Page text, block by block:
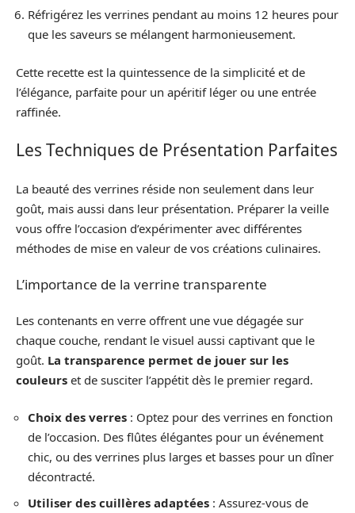
Réfrigérez les verrines pendant au moins 12 heures pour
que les saveurs se mélangent harmonieusement.
Cette recette est la quintessence de la simplicité et de
l’élégance, parfaite pour un apéritif léger ou une entrée
raffinée.
Les Techniques de Présentation Parfaites
La beauté des verrines réside non seulement dans leur
goût, mais aussi dans leur présentation. Préparer la veille
vous offre l’occasion d’expérimenter avec différentes
méthodes de mise en valeur de vos créations culinaires.
L’importance de la verrine transparente
Les contenants en verre offrent une vue dégagée sur
chaque couche, rendant le visuel aussi captivant que le
goût. La transparence permet de jouer sur les
couleurs et de susciter l’appétit dès le premier regard.
Choix des verres : Optez pour des verrines en fonction
de l’occasion. Des flûtes élégantes pour un événement
chic, ou des verrines plus larges et basses pour un dîner
décontracté.
Utiliser des cuillères adaptées : Assurez-vous de